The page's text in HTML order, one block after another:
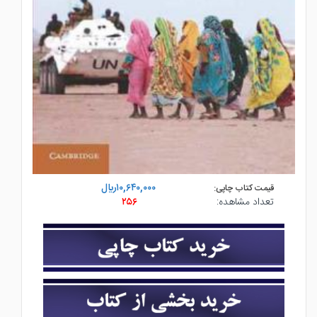
قیمت کتاب چاپی:
۱۰,۶۴۰,۰۰۰ريال
تعداد مشاهده:
۲۵۶